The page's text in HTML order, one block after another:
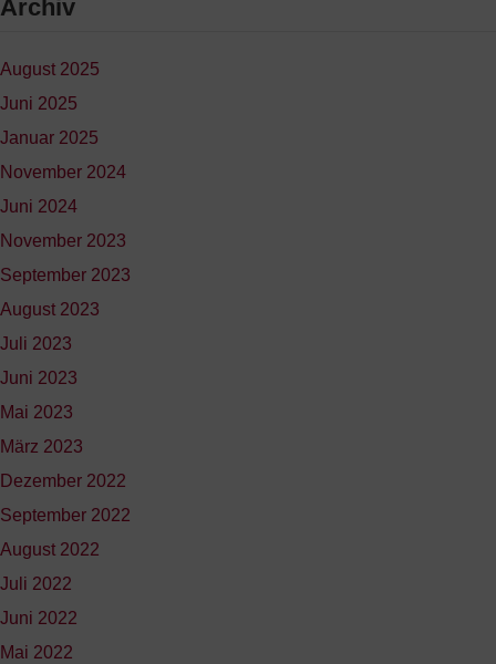
Archiv
August 2025
Juni 2025
Januar 2025
November 2024
Juni 2024
November 2023
September 2023
August 2023
Juli 2023
Juni 2023
Mai 2023
März 2023
Dezember 2022
September 2022
August 2022
Juli 2022
Juni 2022
Mai 2022